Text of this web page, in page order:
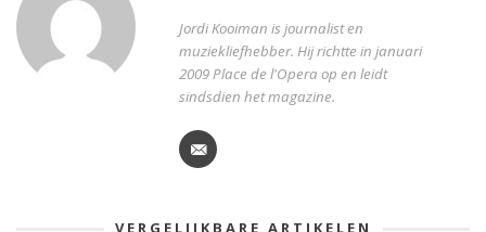
Jordi Kooiman is journalist en
muziekliefhebber. Hij richtte in januari
2009 Place de l'Opera op en leidt
sindsdien het magazine.
VERGELIJKBARE ARTIKELEN